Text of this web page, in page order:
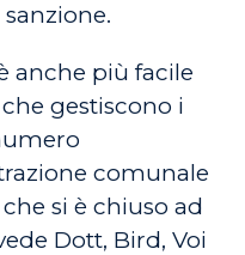
anche più facile
gestiscono i
comunale
si è chiuso ad
Dott, Bird, Voi